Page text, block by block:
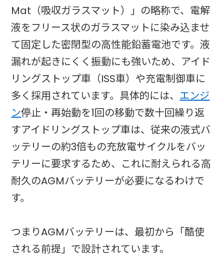
Mat（吸収ガラスマット）」の略称で、電解
液をフリース状のガラスマットに染み込ませ
て固定した密閉型の高性能鉛蓄電池です。液
漏れが起きにくく振動にも強いため、アイド
リングストップ車（ISS車）や充電制御車に
多く採用されています。具体的には、 エンジ
ン停止・再始動を1回の移動で数十回繰り返
すアイドリングストップ車は、従来の液式バ
ッテリーの約3倍もの充放電サイクルをバッ
テリーに要求するため、これに耐えられる高
耐久のAGMバッテリーが必要になるわけで
す。
つまりAGMバッテリーは、最初から「酷使
される前提」で設計されています。